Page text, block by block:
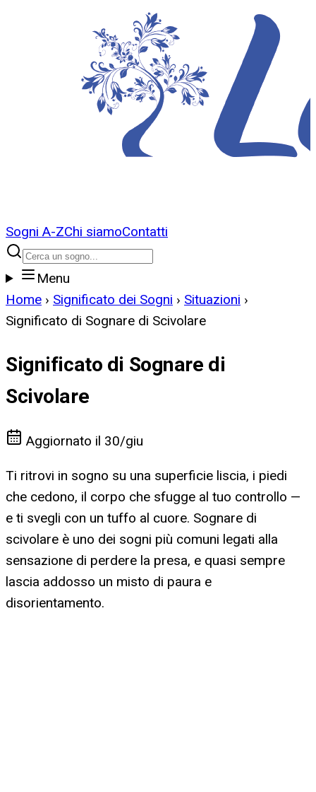
Sogni A-ZChi siamoContatti
Menu
Home › Significato dei Sogni › Situazioni ›
Significato di Sognare di Scivolare
Significato di Sognare di
Scivolare
Aggiornato il 30/giu
Ti ritrovi in sogno su una superficie liscia, i piedi
che cedono, il corpo che sfugge al tuo controllo —
e ti svegli con un tuffo al cuore. Sognare di
scivolare è uno dei sogni più comuni legati alla
sensazione di perdere la presa, e quasi sempre
lascia addosso un misto di paura e
disorientamento.